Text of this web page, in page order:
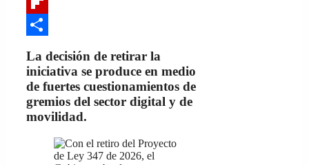
Flipboard
La decisión de retirar la
iniciativa se produce en medio
de fuertes cuestionamientos de
gremios del sector digital y de
movilidad.